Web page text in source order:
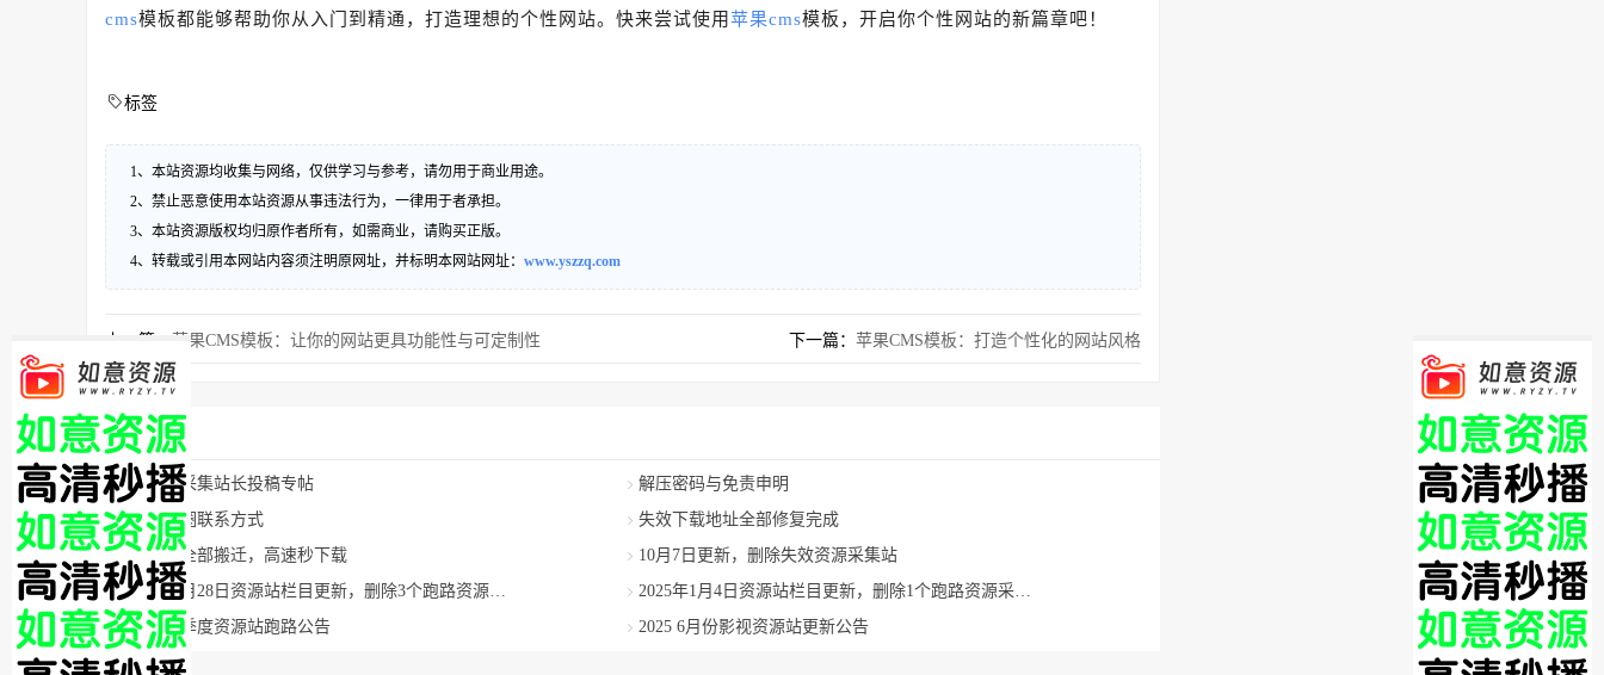
cms模板都能够帮助你从入门到精通，打造理想的个性网站。快来尝试使用苹果cms模板，开启你个性网站的新篇章吧！
标签
1、本站资源均收集与网络，仅供学习与参考，请勿用于商业用途。
2、禁止恶意使用本站资源从事违法行为，一律用于者承担。
3、本站资源版权均归原作者所有，如需商业，请购买正版。
4、转载或引用本网站内容须注明原网址，并标明本网站网址： www.yszzq.com
上一篇： 苹果CMS模板：让你的网站更具功能性与可定制性 下一篇： 苹果CMS模板：打造个性化的网站风格
猜你喜欢
影视资源采集站长投稿专帖
解压密码与免责申明
影视站长圈联系方式
失效下载地址全部修复完成
下载地址全部搬迁，高速秒下载
10月7日更新，删除失效资源采集站
2025第二季度资源站跑路公告
2025 6月份影视资源站更新公告